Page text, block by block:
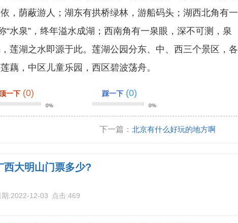
，荫蔽游人；湖东有拱桥绿林，游船码头；湖西北角有一
“水泉”，终年溢水成湖；西南角有一泉眼，深不可测，泉
莲湖之水即源于此。莲湖公园分东、中、西三个景区，各
藕，中区儿童乐园，西区碧波荡舟。
一下 (0)
0%
踩一下 (0)
0%
下一篇：北京有什么好玩的地方啊
西大明山门票多少?
期:2022-12-03 点击:469